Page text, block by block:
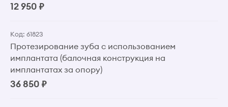
12 950 ₽
Код: 61823
Протезирование зуба с использованием
имплантата (балочная конструкция на
имплантатах за опору)
36 850 ₽